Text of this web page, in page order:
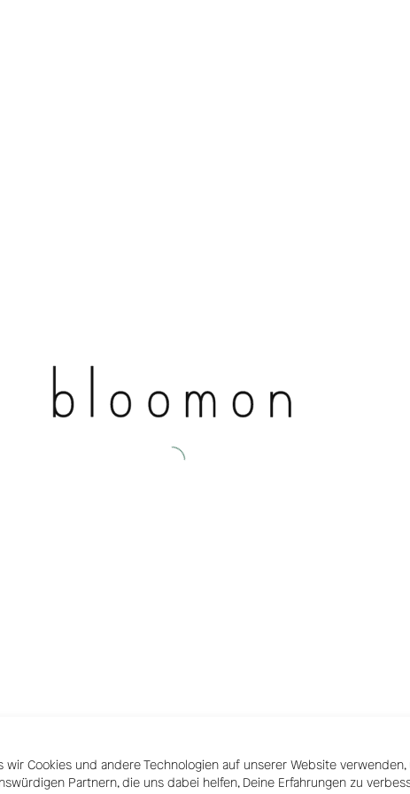
Cookies und andere Technologien auf unserer Website verwenden,
Partnern, die uns dabei helfen, Deine Erfahrungen zu